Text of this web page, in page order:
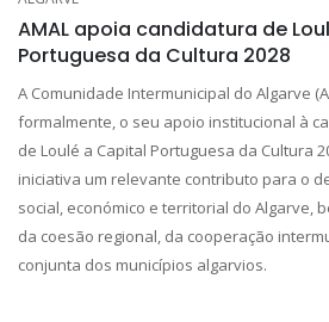
AMAL apoia candidatura de
Portuguesa da Cultura 2028
A Comunidade Intermunicipal do Algarve
formalmente, o seu apoio institucional à
de Loulé a Capital Portuguesa da Cultura
iniciativa um relevante contributo para o
social, económico e territorial do Algarve,
da coesão regional, da cooperação
conjunta dos municípios algarvios.